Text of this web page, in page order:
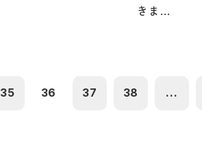
きま...
35 36 37 38 ...